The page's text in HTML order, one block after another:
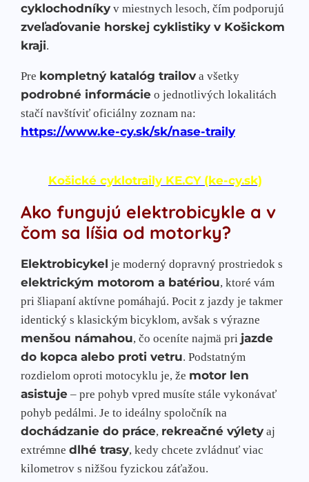
cyklochodníky v miestnych lesoch, čím podporujú
zveľaďovanie horskej cyklistiky v Košickom
kraji.
Pre kompletný katalóg trailov a všetky
podrobné informácie o jednotlivých lokalitách
stačí navštíviť oficiálny zoznam na:
https://www.ke-cy.sk/sk/nase-traily
Košické cyklotraily KE.CY (ke-cy.sk)
Ako fungujú elektrobicykle a v
čom sa líšia od motorky?
Elektrobicykel je moderný dopravný prostriedok s
elektrickým motorom a batériou, ktoré vám
pri šliapaní aktívne pomáhajú. Pocit z jazdy je takmer
identický s klasickým bicyklom, avšak s výrazne
menšou námahou, čo oceníte najmä pri jazde
do kopca alebo proti vetru. Podstatným
rozdielom oproti motocyklu je, že motor len
asistuje – pre pohyb vpred musíte stále vykonávať
pohyb pedálmi. Je to ideálny spoločník na
dochádzanie do práce, rekreačné výlety aj
extrémne dlhé trasy, kedy chcete zvládnuť viac
kilometrov s nižšou fyzickou záťažou.